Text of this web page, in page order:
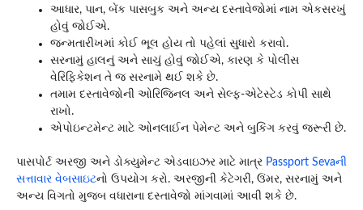
આધાર, પાન, બેંક પાસબુક અને અન્ય દસ્તાવેજોમાં નામ એકસરખું
હોવું જોઈએ.
જન્મતારીખમાં કોઈ ભૂલ હોય તો પહેલાં સુધારો કરાવો.
સરનામું હાલનું અને સાચું હોવું જોઈએ, કારણ કે પોલીસ
વેરિફિકેશન તે જ સરનામે થઈ શકે છે.
તમામ દસ્તાવેજોની ઓરિજિનલ અને સેલ્ફ-એટેસ્ટેડ કોપી સાથે
રાખો.
એપોઇન્ટમેન્ટ માટે ઓનલાઈન પેમેન્ટ અને બુકિંગ કરવું જરૂરી છે.
પાસપોર્ટ અરજી અને ડોક્યુમેન્ટ એડવાઇઝર માટે માત્ર Passport Sevaની
સત્તાવાર વેબસાઇટનો ઉપયોગ કરો. અરજીની કેટેગરી, ઉંમર, સરનામું અને
અન્ય વિગતો મુજબ વધારાના દસ્તાવેજો માંગવામાં આવી શકે છે.